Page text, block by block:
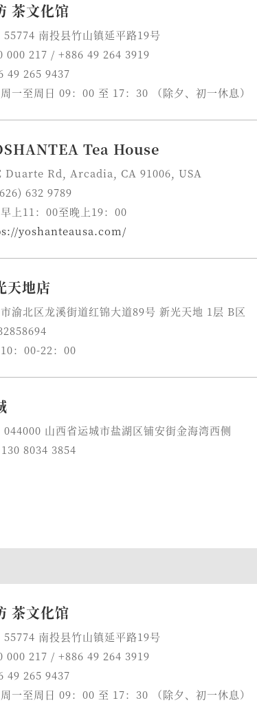
茶文化馆
55774 南投县竹山镇延平路19号
000 217 / +886 49 264 3919
49 265 9437
周一至周日 09：00 至 17：30 （除夕、初一休息）
Tea House
Duarte Rd, Arcadia, CA 91006, USA
632 9789
早上11：00至晚上19：00
yoshanteausa.com/
天地店
渝北区龙溪街道红锦大道89号 新光天地 1层 B区
10：00-22：00
044000 山西省运城市盐湖区铺安街金海湾西侧
8034 3854
茶文化馆
55774 南投县竹山镇延平路19号
000 217 / +886 49 264 3919
49 265 9437
周一至周日 09：00 至 17：30 （除夕、初一休息）